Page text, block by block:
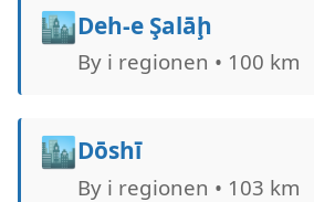
🏙️Deh-e Şalāḩ
By i regionen • 100 km
🏙️Dōshī
By i regionen • 103 km